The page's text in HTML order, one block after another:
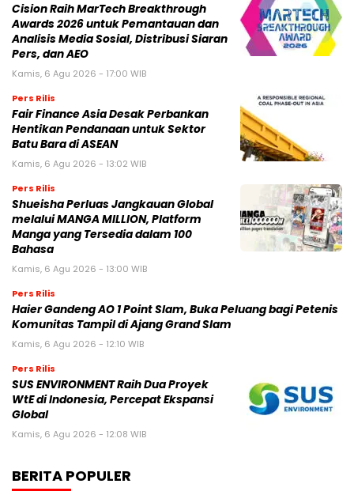
Cision Raih MarTech Breakthrough
Awards 2026 untuk Pemantauan dan
Analisis Media Sosial, Distribusi Siaran
Pers, dan AEO
Kamis, 6 Agu 2026 - 17:00 WIB
Pers Rilis
Fair Finance Asia Desak Perbankan
Hentikan Pendanaan untuk Sektor
Batu Bara di ASEAN
Kamis, 6 Agu 2026 - 13:02 WIB
Pers Rilis
Shueisha Perluas Jangkauan Global
melalui MANGA MILLION, Platform
Manga yang Tersedia dalam 100
Bahasa
Kamis, 6 Agu 2026 - 13:00 WIB
Pers Rilis
Haier Gandeng AO 1 Point Slam, Buka Peluang bagi Petenis
Komunitas Tampil di Ajang Grand Slam
Kamis, 6 Agu 2026 - 12:10 WIB
Pers Rilis
SUS ENVIRONMENT Raih Dua Proyek
WtE di Indonesia, Percepat Ekspansi
Global
Kamis, 6 Agu 2026 - 12:08 WIB
BERITA POPULER